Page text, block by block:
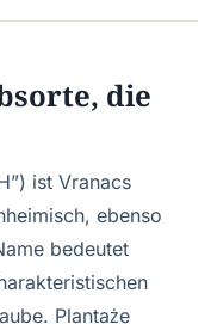
die
ist Vranacs
ebenso
bedeutet
Plantaże